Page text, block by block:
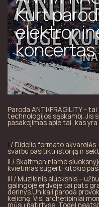
Kurt
koncertas
Paroda ANTI/FRAGILITY –
technologijos sąskambį. Jis
pasakojimas apie tai, kas
I / Didelio formato akvarelės
svarbu pasitikti istoriją ir
II / Skaitmeniniame
kvietimas sugerti kitokio
III / Muzikinis sluoksnis –
galingoje erdvėje tai pats
derinys.Unikali paroda
kelionę. Visi archetipiniai
mūsų patirtyse. Todėl